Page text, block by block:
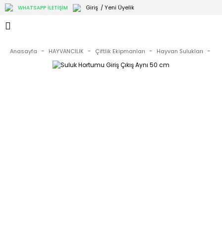
WHATSAPP İLETİŞİM Giriş / Yeni Üyelik
Anasayfa HAYVANCILIK Çiftlik Ekipmanları Hayvan Sulukları